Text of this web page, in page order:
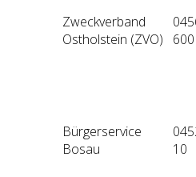
Zweckverband
Ostholstein (ZVO)
600
Bürgerservice
Bosau
10